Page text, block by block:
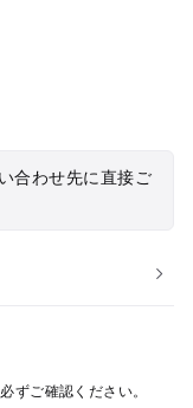
合わせ先に直接ご
ずご確認ください。